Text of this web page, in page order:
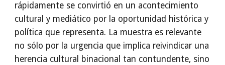
rápidamente se convirtió en un acontecimiento
cultural y mediático por la oportunidad histórica y
política que representa. La muestra es relevante
no sólo por la urgencia que implica reivindicar una
herencia cultural binacional tan contundente, sino